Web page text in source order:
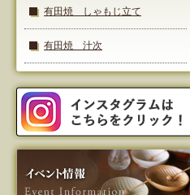
有田焼 しゃもじ立て
有田焼 汁次